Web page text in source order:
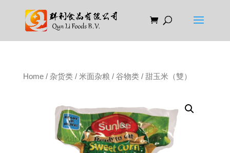
Home/ 杂货类/ 米面杂粮 / 谷物类/ 甜玉米（雙）